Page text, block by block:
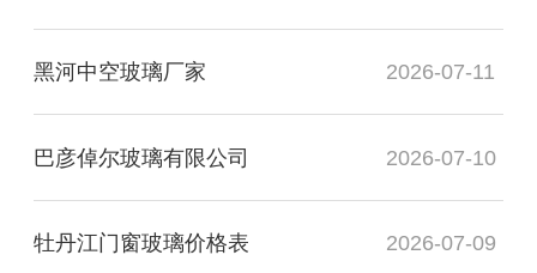
黑河中空玻璃厂家 2026-07-11
巴彦倬尔玻璃有限公司 2026-07-10
牡丹江门窗玻璃价格表 2026-07-09